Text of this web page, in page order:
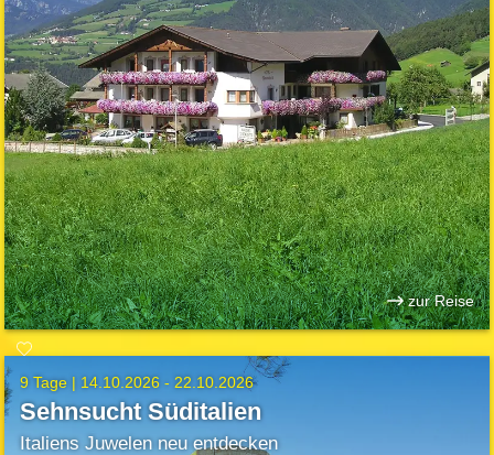
zur Reise
9 Tage | 14.10.2026 - 22.10.2026
Sehnsucht Süditalien
Italiens Juwelen neu entdecken